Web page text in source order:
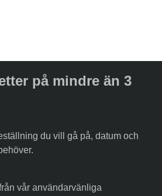
på mindre än 3
du vill gå på, datum och
vår användarvänliga